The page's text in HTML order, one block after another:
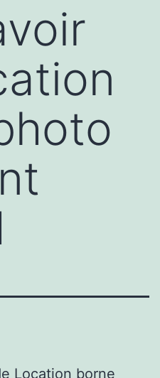
Location borne